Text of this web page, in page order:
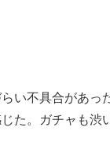
い不具合があっ
た。ガチャも渋